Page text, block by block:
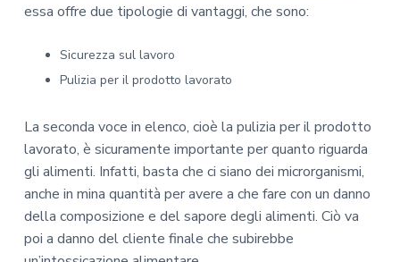
essa offre due tipologie di vantaggi, che sono:
Sicurezza sul lavoro
Pulizia per il prodotto lavorato
La seconda voce in elenco, cioè la pulizia per il prodotto
lavorato, è sicuramente importante per quanto riguarda
gli alimenti. Infatti, basta che ci siano dei microrganismi,
anche in mina quantità per avere a che fare con un danno
della composizione e del sapore degli alimenti. Ciò va
poi a danno del cliente finale che subirebbe